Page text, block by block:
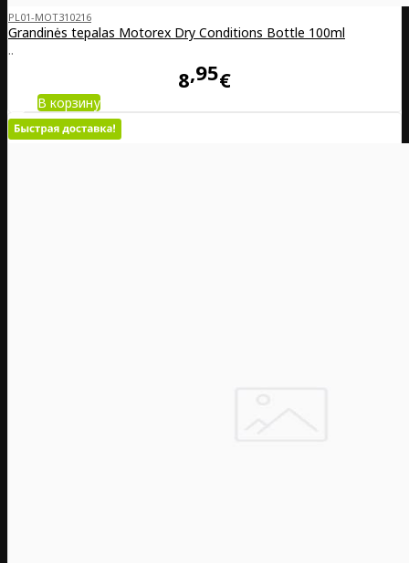
PL01-MOT310216
Grandinės tepalas Motorex Dry Conditions Bottle 100ml
..
8 95€
В корзину